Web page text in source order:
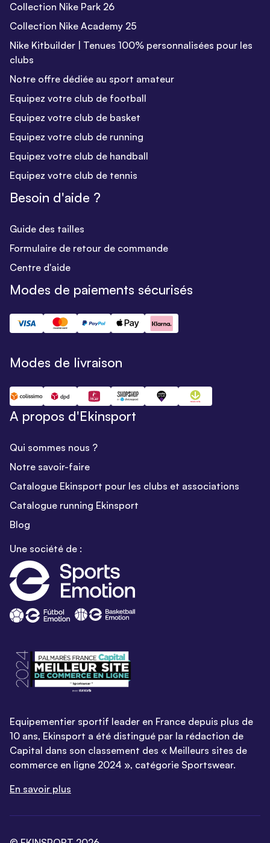
Collection Nike Park 26
Collection Nike Academy 25
Nike Kitbuilder | Tenues 100% personnalisées pour les
clubs
Notre offre dédiée au sport amateur
Equipez votre club de football
Equipez votre club de basket
Equipez votre club de running
Equipez votre club de handball
Equipez votre club de tennis
Besoin d'aide ?
Guide des tailles
Formulaire de retour de commande
Centre d'aide
Modes de paiements sécurisés
Modes de livraison
A propos d'Ekinsport
Qui sommes nous ?
Notre savoir-faire
Catalogue Ekinsport pour les clubs et associations
Catalogue running Ekinsport
Blog
Une société de :
Equipementier sportif leader en France depuis plus de
10 ans, Ekinsport a été distingué par la rédaction de
Capital dans son classement des « Meilleurs sites de
commerce en ligne 2024 », catégorie Sportswear.
En savoir plus